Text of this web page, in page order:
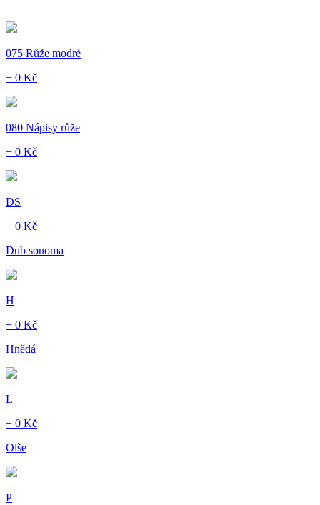
075 Růže modré
+ 0 Kč
080 Nápisy růže
+ 0 Kč
DS
+ 0 Kč
Dub sonoma
H
+ 0 Kč
Hnědá
L
+ 0 Kč
Olše
P